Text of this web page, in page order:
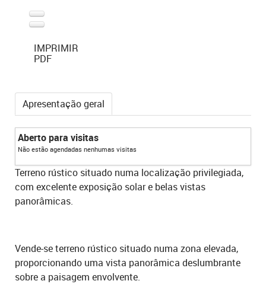
IMPRIMIR
PDF
Apresentação geral
Aberto para visitas
Não estão agendadas nenhumas visitas
Terreno rústico situado numa localização privilegiada,
com excelente exposição solar e belas vistas
panorâmicas.
Vende-se terreno rústico situado numa zona elevada,
proporcionando uma vista panorâmica deslumbrante
sobre a paisagem envolvente.